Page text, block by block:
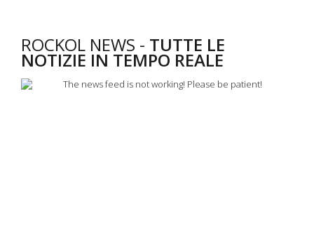
ROCKOL NEWS - TUTTE LE
NOTIZIE IN TEMPO REALE